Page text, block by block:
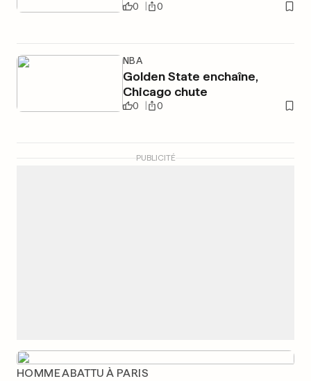
0 0
NBA
Golden State enchaîne,
Chicago chute
0 0
PUBLICITÉ
HOMME ABATTU À PARIS